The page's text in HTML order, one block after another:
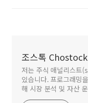
조스톡 Chostock
저는 주식 애널리스
있습니다. 프로그래밍
해 시장 분석 및 자산